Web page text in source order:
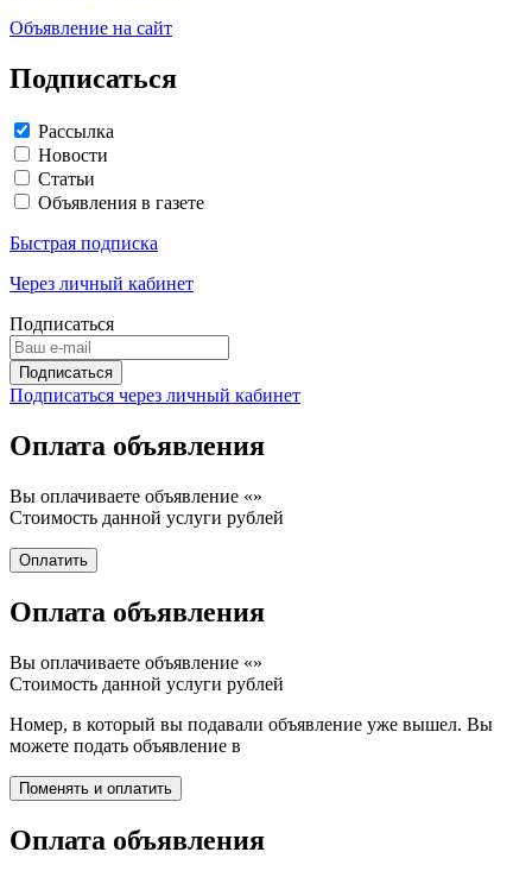
Объявление на сайт
Подписаться
Рассылка
Новости
Статьи
Объявления в газете
Быстрая подписка
Через личный кабинет
Подписаться
Подписаться через личный кабинет
Оплата объявления
Вы оплачиваете объявление «»
Стоимость данной услуги рублей
Оплата объявления
Вы оплачиваете объявление «»
Стоимость данной услуги рублей
Номер, в который вы подавали объявление уже вышел. Вы
можете подать объявление в
Оплата объявления